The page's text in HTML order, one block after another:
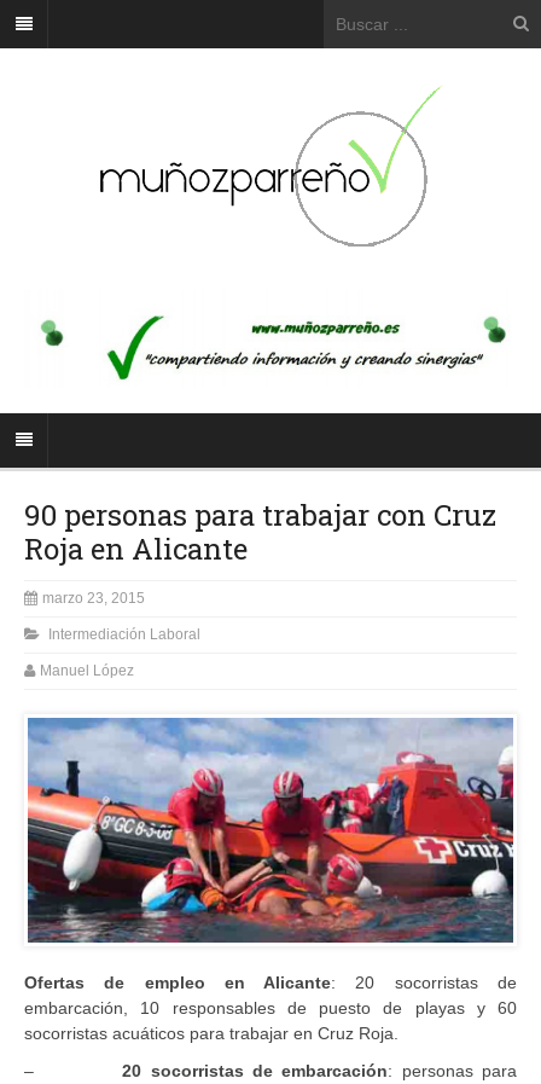
90 personas para trabajar con Cruz
Roja en Alicante
marzo 23, 2015
Intermediación Laboral
Manuel López
Ofertas de empleo en Alicante: 20 socorristas de
embarcación, 10 responsables de puesto de playas y 60
socorristas acuáticos para trabajar en Cruz Roja.
–20 socorristas de embarcación: personas para